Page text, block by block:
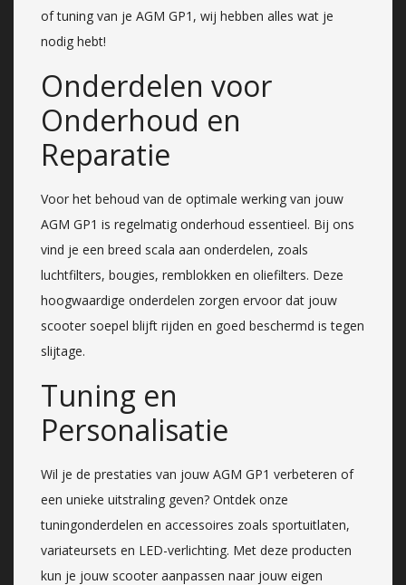
of tuning van je AGM GP1, wij hebben alles wat je
nodig hebt!
Onderdelen voor
Onderhoud en
Reparatie
Voor het behoud van de optimale werking van jouw
AGM GP1 is regelmatig onderhoud essentieel. Bij ons
vind je een breed scala aan onderdelen, zoals
luchtfilters, bougies, remblokken en oliefilters. Deze
hoogwaardige onderdelen zorgen ervoor dat jouw
scooter soepel blijft rijden en goed beschermd is tegen
slijtage.
Tuning en
Personalisatie
Wil je de prestaties van jouw AGM GP1 verbeteren of
een unieke uitstraling geven? Ontdek onze
tuningonderdelen en accessoires zoals sportuitlaten,
variateursets en LED-verlichting. Met deze producten
kun je jouw scooter aanpassen naar jouw eigen